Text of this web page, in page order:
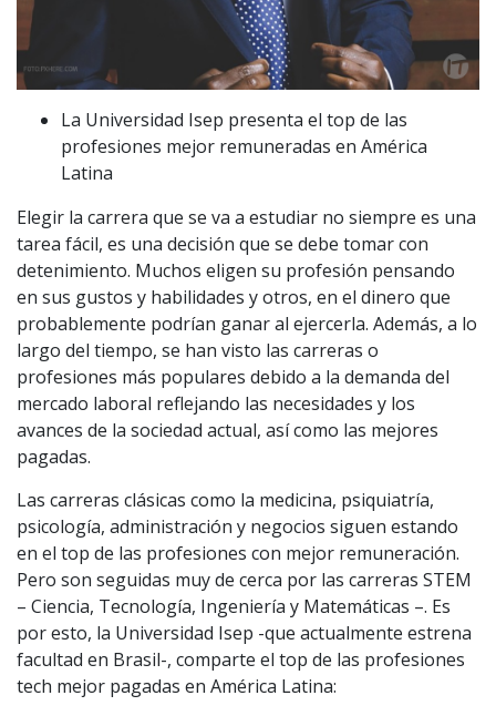
La Universidad Isep presenta el top de las
profesiones mejor remuneradas en América
Latina
Elegir la carrera que se va a estudiar no siempre es una
tarea fácil, es una decisión que se debe tomar con
detenimiento. Muchos eligen su profesión pensando
en sus gustos y habilidades y otros, en el dinero que
probablemente podrían ganar al ejercerla. Además, a lo
largo del tiempo, se han visto las carreras o
profesiones más populares debido a la demanda del
mercado laboral reflejando las necesidades y los
avances de la sociedad actual, así como las mejores
pagadas.
Las carreras clásicas como la medicina, psiquiatría,
psicología, administración y negocios siguen estando
en el top de las profesiones con mejor remuneración.
Pero son seguidas muy de cerca por las carreras STEM
– Ciencia, Tecnología, Ingeniería y Matemáticas –. Es
por esto, la Universidad Isep -que actualmente estrena
facultad en Brasil-, comparte el top de las profesiones
tech mejor pagadas en América Latina: